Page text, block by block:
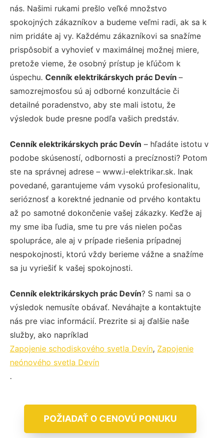
nás. Našimi rukami prešlo veľké množstvo
spokojných zákazníkov a budeme veľmi radi, ak sa k
nim pridáte aj vy. Každému zákazníkovi sa snažíme
prispôsobiť a vyhovieť v maximálnej možnej miere,
pretože vieme, že osobný prístup je kľúčom k
úspechu. Cenník elektrikárskych prác Devín –
samozrejmosťou sú aj odborné konzultácie či
detailné poradenstvo, aby ste mali istotu, že
výsledok bude presne podľa vašich predstáv.
Cenník elektrikárskych prác Devín – hľadáte istotu v
podobe skúseností, odbornosti a precíznosti? Potom
ste na správnej adrese – www.i-elektrikar.sk. Inak
povedané, garantujeme vám vysokú profesionalitu,
serióznosť a korektné jednanie od prvého kontaktu
až po samotné dokončenie vašej zákazky. Keďže aj
my sme iba ľudia, sme tu pre vás nielen počas
spolupráce, ale aj v prípade riešenia prípadnej
nespokojnosti, ktorú vždy berieme vážne a snažíme
sa ju vyriešiť k vašej spokojnosti.
Cenník elektrikárskych prác Devín? S nami sa o
výsledok nemusíte obávať. Neváhajte a kontaktujte
nás pre viac informácií. Prezrite si aj ďalšie naše
služby, ako napríklad
Zapojenie schodiskového svetla Devín, Zapojenie
neónového svetla Devín
.
POŽIADAŤ O CENOVÚ PONUKU